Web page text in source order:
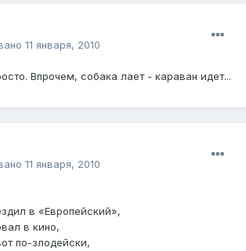
11 января, 2010
Впрочем, собака лает - караван идет...
11 января, 2010
в «Европейский»,
в кино,
по-злодейски,